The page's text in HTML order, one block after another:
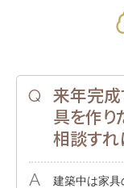
来年完成
具を作り
相談すれ
建築中は家具